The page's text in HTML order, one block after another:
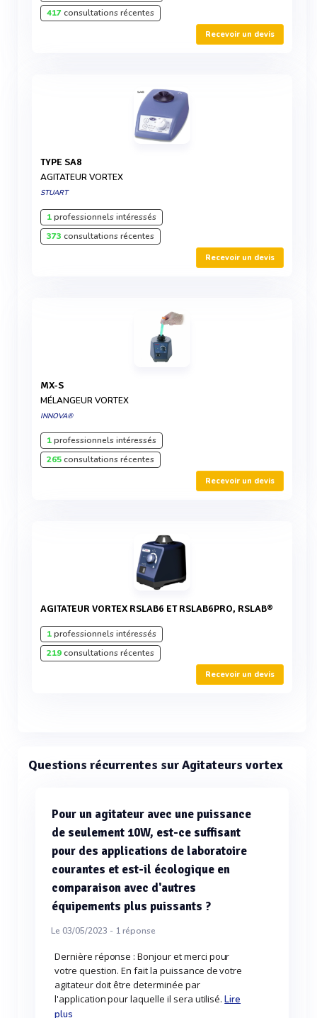
417consultations récentes
Recevoir un devis
TYPE SA8
AGITATEUR VORTEX
STUART
1professionnels intéressés
373 consultations récentes
Recevoir un devis
MX-S
MÉLANGEUR VORTEX
INNOVA®
1professionnels intéressés
265consultations récentes
Recevoir un devis
AGITATEUR VORTEX RSLAB6 ET RSLAB6PRO, RSLAB®
1professionnels intéressés
219consultations récentes
Recevoir un devis
Questions récurrentes sur Agitateurs vortex
Pour un agitateur avec une puissance
de seulement 10W, est-ce suffisant
pour des applications de laboratoire
courantes et est-il écologique en
comparaison avec d'autres
équipements plus puissants ?
Le 03/05/2023 - 1réponse
Dernière réponse : Bonjour et merci pour
votre question. En fait la puissance de votre
agitateur doit être determinée par
l'application pour laquelle il sera utilisé.Lire
plus